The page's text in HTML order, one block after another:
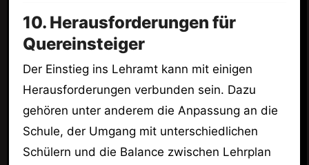
10. Herausforderungen für
Quereinsteiger
Der Einstieg ins Lehramt kann mit einigen
Herausforderungen verbunden sein. Dazu
gehören unter anderem die Anpassung an die
Schule, der Umgang mit unterschiedlichen
Schülern und die Balance zwischen Lehrplan